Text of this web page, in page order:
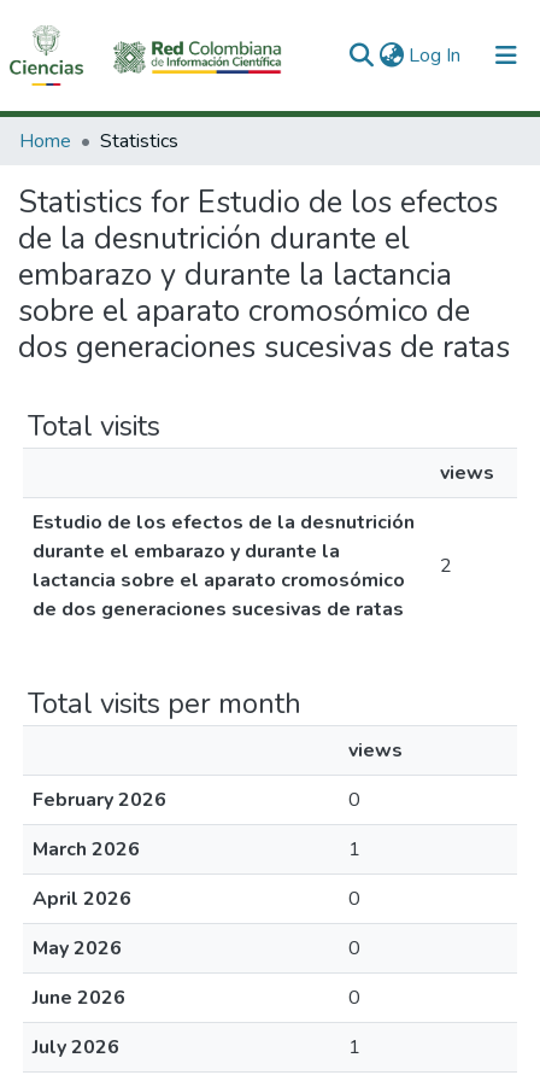
Log In (current)
Communities & Collections
All of DSpace
Home Statistics
Statistics for Estudio de los efectos
de la desnutrición durante el
embarazo y durante la lactancia
sobre el aparato cromosómico de
dos generaciones sucesivas de ratas
Total visits
views
Estudio de los efectos de la desnutrición
durante el embarazo y durante la
lactancia sobre el aparato cromosómico
de dos generaciones sucesivas de ratas
2
Total visits per month
views
February 2026
0
March 2026
1
April 2026
0
May 2026
0
June 2026
0
July 2026
1